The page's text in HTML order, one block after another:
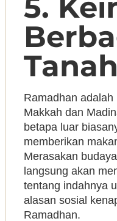
5.
Ramadhan
Makkah dan
betapa luar
memberikan
Merasakan
langsung akan
tentang indahnya
alasan sosial
Ramadhan.